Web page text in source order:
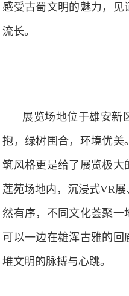
感受古蜀文明的魅力，见
流长。
展览场地位于雄安新
抱，绿树围合，环境优美
筑风格更是给了展览极大
莲苑场地内，沉浸式VR
然有序，不同文化荟聚一
可以一边在雄浑古雅的回
堆文明的脉搏与心跳。